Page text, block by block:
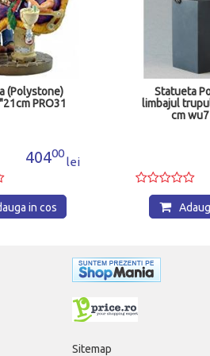
(Polystone)
PRO31
40400
lei
in cos
Statueta
limbajul
cm
Sitemap